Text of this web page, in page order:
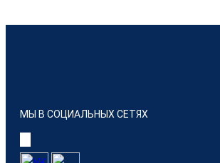
МЫ В СОЦИАЛЬНЫХ СЕТЯХ